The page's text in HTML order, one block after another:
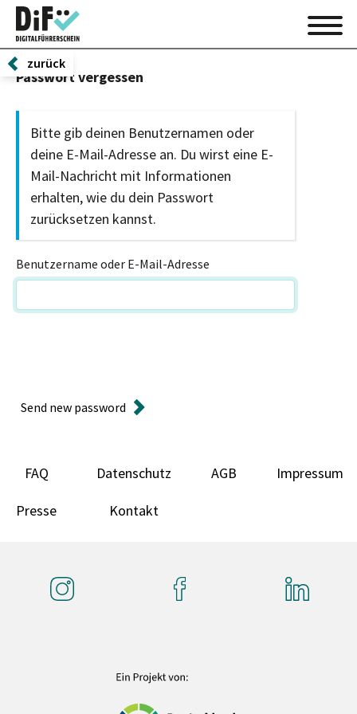
zurück
Passwort vergessen
Bitte gib deinen Benutzernamen oder
deine E-Mail-Adresse an. Du wirst eine E-
Mail-Nachricht mit Informationen
erhalten, wie du dein Passwort
zurücksetzen kannst.
Benutzername oder E-Mail-Adresse
Send new password
FAQ Datenschutz AGB Impressum
Presse Kontakt